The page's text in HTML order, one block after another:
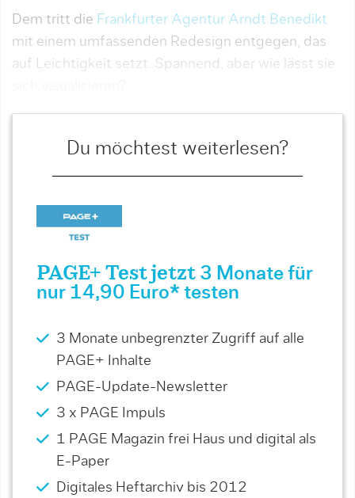
Dem tritt die Frankfurter Agentur Arndt Benedikt
mit einem umfassenden Redesign entgegen, das
auf Leichtigkeit setzt. Spannend, aber wie lässt sie
Du möchtest weiterlesen?
PAGE+ Test jetzt 3 Monate für
nur 14,90 Euro* testen
3 Monate unbegrenzter Zugriff auf alle
PAGE+ Inhalte
PAGE-Update-Newsletter
3 x PAGE Impuls
1 PAGE Magazin frei Haus und digital als
E-Paper
Digitales Heftarchiv bis 2012